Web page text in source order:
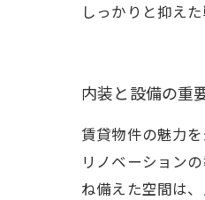
しっかりと抑え
内装と設備の重
賃貸物件の魅力
リノベーション
ね備えた空間は